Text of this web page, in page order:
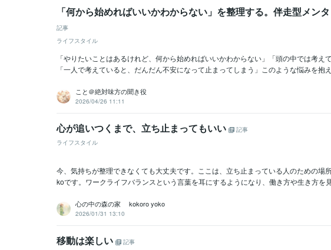
「何から始めればいいかわからない」を整理する。伴走型メン
記事
ライフスタイル
「やりたいことはあるけれど、何から始めればいいかわからない」「頭の中では考え
「一人で考えていると、だんだん不安になって止まってしまう」このような悩みを抱
こと＠絶対味方の聞き役
2026/04/26 11:11
心が追いつくまで、立ち止まってもいい
記事
ライフスタイル
今、気持ちが整理できなくても大丈夫です。ここは、立ち止まっている人のための場
koです。ワークライフバランスという言葉を耳にするようになり、働き方や生き方を
心の中の森の家 kokoro yoko
2026/01/31 13:10
移動は楽しい
記事